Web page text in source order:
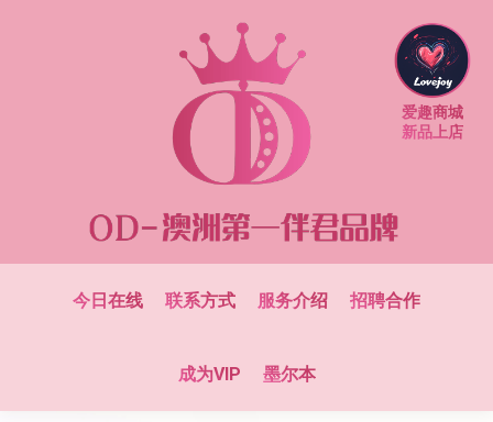
今日在线 联系方式 服务介绍 招聘合作
成为VIP 墨尔本
爱趣商城
新品上店